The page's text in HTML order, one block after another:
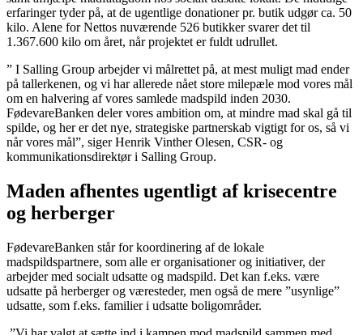
erfaringer tyder på, at de ugentlige donationer pr. butik udgør ca. 50
kilo. Alene for Nettos nuværende 526 butikker svarer det til
1.367.600 kilo om året, når projektet er fuldt udrullet.
” I Salling Group arbejder vi målrettet på, at mest muligt mad ender
på tallerkenen, og vi har allerede nået store milepæle mod vores mål
om en halvering af vores samlede madspild inden 2030.
FødevareBanken deler vores ambition om, at mindre mad skal gå til
spilde, og her er det nye, strategiske partnerskab vigtigt for os, så vi
når vores mål”, siger Henrik Vinther Olesen, CSR- og
kommunikationsdirektør i Salling Group.
Maden afhentes ugentligt af krisecentre
og herberger
FødevareBanken står for koordinering af de lokale
madspildspartnere, som alle er organisationer og initiativer, der
arbejder med socialt udsatte og madspild. Det kan f.eks. være
udsatte på herberger og væresteder, men også de mere ”usynlige”
udsatte, som f.eks. familier i udsatte boligområder.